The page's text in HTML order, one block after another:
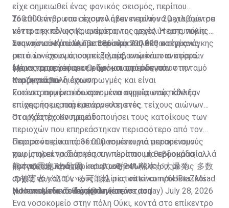
είχε σημειωθεί ένας φονικός σεισμός, περίπου
260.000 άνθρωποι έχουν λάβει εντολή να μεταβούν σε
κέντρα εκκένωσης, ανέφεραν οι αρχές. Η αστυνομία
ανακοίνωσε ότι έλαβε 386 κλήσεις έκτακτης ανάγκης
μετά τον σεισμό, συμπεριλαμβανομένων αναφορών
για καταρρεύσεις κτιρίων και ατόμων που
αναζητούσαν διάσωση.
Το επίκεντρο του σεισμού ήταν περίπου 20 χιλιόμετρα
νότια της πόλης Κουμαμότο, της μεγαλύτερης πόλης
του νησιού Κιουσού με περίπου 700.000 κατοίκους.
Στην κοντινή πόλη Γιατσουσίρο πολλές στέγες
σπιτιών έχουν υποστεί ζημιές, ενώ κάποια κτίρια
έχουν καταρρεύσει. Οι δρόμοι που οδηγούν στην
παράκτια πόλη έχουν ρωγμές και είναι
κατεστραμμένοι σε ορισμένα σημεία, ενώ πολλές
επιχειρήσεις παρέμειναν κλειστές.
Μέρος μιας γέφυρας είχε καταρρεύσει στον ποταμό
Κουμαγκάβα.
Εικόνες που μετέδωσαν μέσα ενημέρωσης έδειξαν
επίσης τη μερική κατάρρευση ενός τείχους αιώνων
στο Κάστρο Κουμαμότο.
Οι αρχές έχουν προειδοποιήσει τους κατοίκους των
περιοχών που επηρεάστηκαν περισσότερο από τον
σεισμό να είναι προετοιμασμένοι για μετασεισμούς
που μπορεί να διαρκέσουν περίπου μία εβδομάδα, αλλά
και για τον κίνδυνο κατολισθήσεων.
Περισσότερα από 36.000 νοικοκυριά παραμένουν
χωρίς ηλεκτροδότηση, την ώρα που η θερμοκρασία
έφτασε σήμερα περίπου τους 34° Κελσίου, με τις
αρχές να καλούν τους πολίτες να είναι προσεκτικοί
για τον κίνδυνο θερμοπληξίας.
熊本で震度7の地震 イオンモール熊本が大爆発 多数
の被害者が出ている可能性pic.twitter.com/6HBtaZMsad
— NewsNews.Today (@newsnews_today) July 28, 2026
Νοσοκομεία σε δύσκολη κατάσταση
Ένα νοσοκομείο στην πόλη Ούκι, κοντά στο επίκεντρο